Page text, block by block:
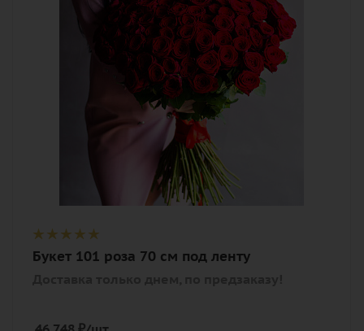
Доставка только днем, по предзаказу!
Букет 101 роза 70 см под ленту